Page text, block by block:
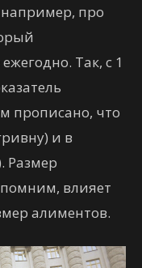
например, про
Так, с 1
прописано, что
и в
Размер
влияет
алиментов.